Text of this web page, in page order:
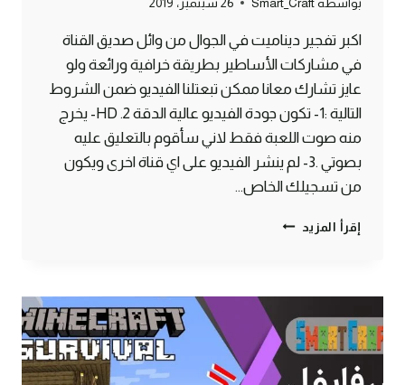
بواسطة Smart_Craft 26 سبتمبر، 2019
اكبر تفجير ديناميت في الجوال من وائل صديق القناة
في مشاركات الأساطير بطريقة خرافية ورائعة ولو
عايز تشارك معانا ممكن تبعتلنا الفيديو ضمن الشروط
التالية :1- تكون جودة الفيديو عالية الدقة HD .2- يخرج
منه صوت اللعبة فقط لاني سأقوم بالتعليق عليه
بصوتي .3- لم ينشر الفيديو على اي قناة اخرى ويكون
من تسجيلك الخاص…
إقرأ المزيد اكبر
من
مشاركات
الأساطير
ماين
كرافت